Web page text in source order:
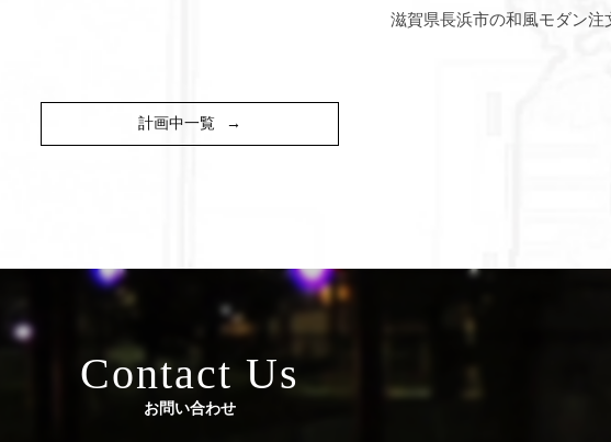
滋賀県長浜市の和風モダン
計画中一覧 →
Contact Us
お問い合わせ